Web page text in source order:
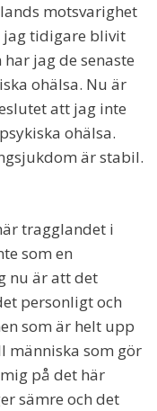
motsvarighet
jag tidigare blivit
jag de senaste
ohälsa. Nu är
att jag inte
ohälsa.
är stabil.
tragglandet i
som en
nu är att det
personligt och
som är helt upp
människa som gör
på det här
sämre och det